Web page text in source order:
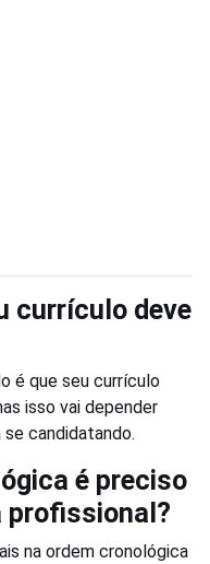
currículo deve
é que seu currículo
isso vai depender
candidatando.
é preciso
profissional?
na ordem cronológica